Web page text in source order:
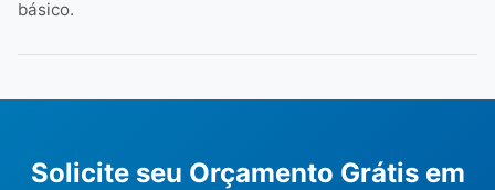
básico.
Solicite seu Orçamento Grátis em